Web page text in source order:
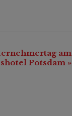
am
Potsdam »